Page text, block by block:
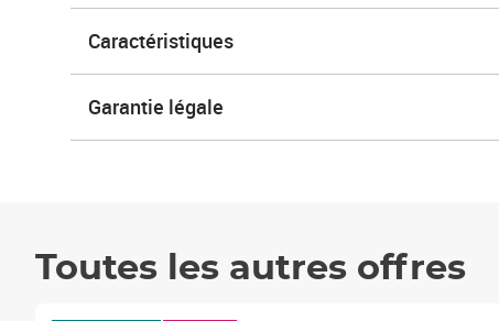
Caractéristiques
Garantie légale
Toutes les autres offres